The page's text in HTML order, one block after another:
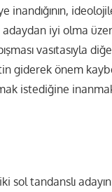
iyi olma
vasıtasıyla
giderek önem
istediğine
sol tandanslı